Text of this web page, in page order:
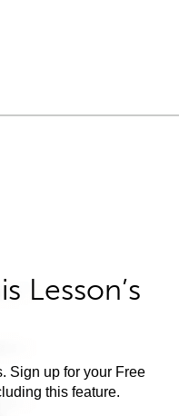
Lesson’s
Sign up for your Free
this feature.